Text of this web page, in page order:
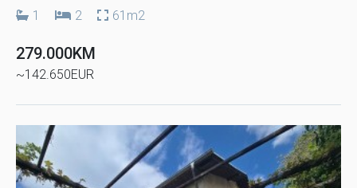
1 2 61m2
279.000KM
~142.650EUR